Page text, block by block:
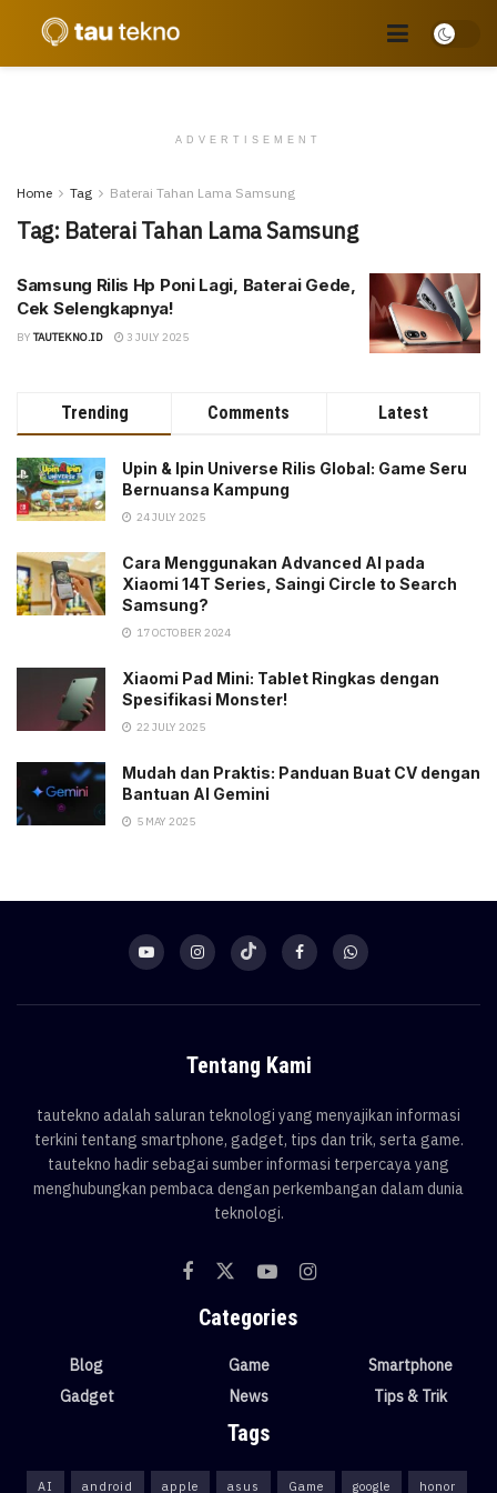
ADVERTISEMENT
Home Tag Baterai Tahan Lama Samsung
Tag: Baterai Tahan Lama Samsung
Samsung Rilis Hp Poni Lagi, Baterai Gede,
Cek Selengkapnya!
BY TAUTEKNO.ID 3 JULY 2025
Trending Comments Latest
Upin & Ipin Universe Rilis Global: Game Seru
Bernuansa Kampung
24 JULY 2025
Cara Menggunakan Advanced AI pada
Xiaomi 14T Series, Saingi Circle to Search
Samsung?
17 OCTOBER 2024
Xiaomi Pad Mini: Tablet Ringkas dengan
Spesifikasi Monster!
22 JULY 2025
Mudah dan Praktis: Panduan Buat CV dengan
Bantuan AI Gemini
5 MAY 2025
Tentang Kami
tautekno adalah saluran teknologi yang menyajikan informasi
terkini tentang smartphone, gadget, tips dan trik, serta game.
tautekno hadir sebagai sumber informasi terpercaya yang
menghubungkan pembaca dengan perkembangan dalam dunia
teknologi.
Categories
Blog
Gadget
Game
News
Smartphone
Tips & Trik
Tags
AI android apple asus Game google honor